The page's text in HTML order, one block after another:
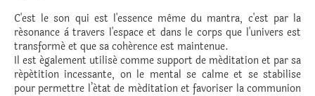
C'est le son qui est l'essence même du mantra, c'est par la
résonance à travers l'espace et dans le corps que l'univers est
transformé et que sa cohérence est maintenue.
Il est également utilisé comme support de méditation et par sa
répétition incessante, on le mental se calme et se stabilise
pour permettre l’état de méditation et favoriser la communion